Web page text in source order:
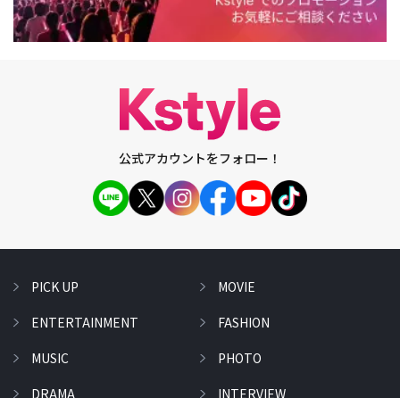
公式アカウントをフォロー！
PICK UP
ENTERTAINMENT
MUSIC
DRAMA
MOVIE
FASHION
PHOTO
INTERVIEW